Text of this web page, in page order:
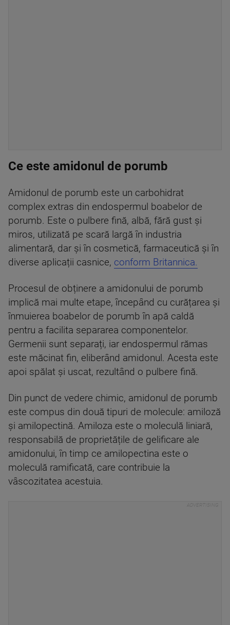
Ce este amidonul de porumb
Amidonul de porumb este un carbohidrat
complex extras din endospermul boabelor de
porumb. Este o pulbere fină, albă, fără gust și
miros, utilizată pe scară largă în industria
alimentară, dar și în cosmetică, farmaceutică și în
diverse aplicații casnice, conform Britannica.
Procesul de obținere a amidonului de porumb
implică mai multe etape, începând cu curățarea și
înmuierea boabelor de porumb în apă caldă
pentru a facilita separarea componentelor.
Germenii sunt separați, iar endospermul rămas
este măcinat fin, eliberând amidonul. Acesta este
apoi spălat și uscat, rezultând o pulbere fină.
Din punct de vedere chimic, amidonul de porumb
este compus din două tipuri de molecule: amiloză
și amilopectină. Amiloza este o moleculă liniară,
responsabilă de proprietățile de gelificare ale
amidonului, în timp ce amilopectina este o
moleculă ramificată, care contribuie la
vâscozitatea acestuia.